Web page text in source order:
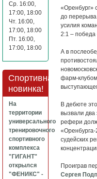
«Оренбург»
до
усилия
2:1 – победа
А в
фарм-
В дебюте
вызвали два
рефери
судейских
Проиграв
Сергея
Ср. 16:00,
17:00, 18:00
Чт. 16:00,
17:00, 18:00
Пт. 16:00,
17:00, 18:00
Спортивная
новинка!
На
территории
универсального
тренировочного
спортивного
комплекса
"ГИГАНТ"
открылся
"ФЕНИКС" -